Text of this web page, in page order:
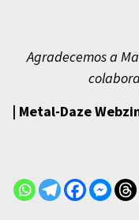
Agradecemos a
| Metal-Daze